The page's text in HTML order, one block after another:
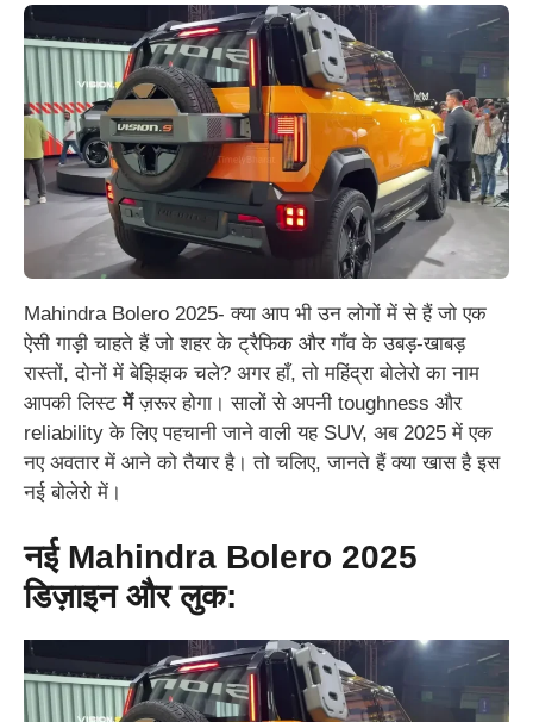
Mahindra Bolero 2025- क्या आप भी उन लोगों में से हैं जो एक
ऐसी गाड़ी चाहते हैं जो शहर के ट्रैफिक और गाँव के उबड़-खाबड़
रास्तों, दोनों में बेझिझक चले? अगर हाँ, तो महिंद्रा बोलेरो का नाम
आपकी लिस्टमेंज़रूर होगा। सालों से अपनी toughness और
reliability के लिए पहचानी जाने वाली यह SUV, अब 2025 में एक
नए अवतार में आने को तैयार है। तो चलिए, जानते हैं क्या खास है इस
नई बोलेरो में।
नई Mahindra Bolero 2025
डिज़ाइन और लुक: